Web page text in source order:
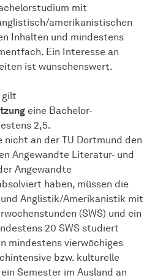
mit
amerikanistischen
Inhalten und mindestens
Ein Interesse an
ist wünschenswert.
gilt
eine Bachelor-
2,5.
an der TU Dortmund den
Angewandte Literatur- und
Angewandte
haben, müssen die
Anglistik/Amerikanistik mit
(SWS) und ein
20 SWS studiert
mindestens vierwöchiges
bzw. kulturelle
Semester im Ausland an